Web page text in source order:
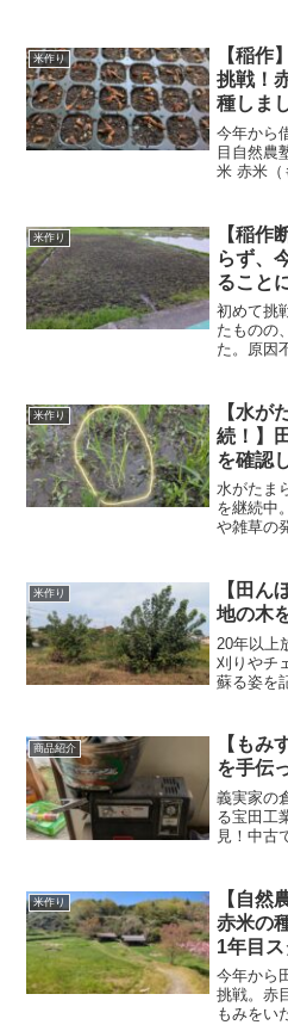
米作り
【稲作
挑戦！
種しま
今年から
目自然農
米 赤米（
米作り
【稲作
らず、
ること
初めて挑
たものの
た。原因
米作り
【水が
続！】
を確認
水がたま
を継続中
や雑草の
米作り
【田ん
地の木
20年以上
刈りやチ
蘇る姿を
商品紹介
【もみ
を手伝
義実家の
る宝田工
見！中古
米作り
【自然
赤米の
1年目ス
今年から
挑戦。赤
もみをい